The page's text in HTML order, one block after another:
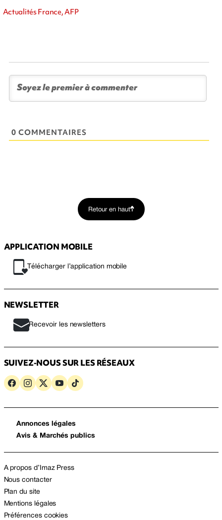
Actualités France, AFP
0 COMMENTAIRES
Retour en haut
APPLICATION MOBILE
Télécharger l’application mobile
NEWSLETTER
Recevoir les newsletters
SUIVEZ-NOUS SUR LES RÉSEAUX
Annonces légales
Avis & Marchés publics
A propos d’Imaz Press
Nous contacter
Plan du site
Mentions légales
Préférences cookies